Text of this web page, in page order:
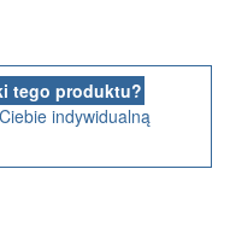
tego produktu?
indywidualną